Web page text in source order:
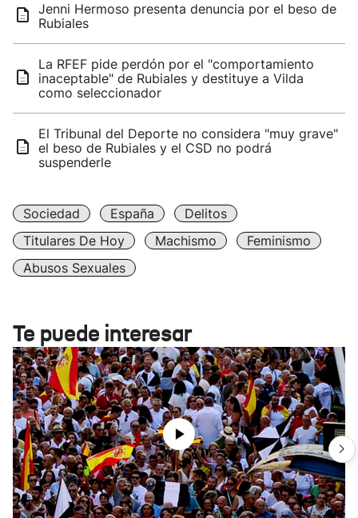
Jenni Hermoso presenta denuncia por el beso de
Rubiales
La RFEF pide perdón por el "comportamiento
inaceptable" de Rubiales y destituye a Vilda
como seleccionador
El Tribunal del Deporte no considera "muy grave"
el beso de Rubiales y el CSD no podrá
suspenderle
Sociedad España
Delitos
Titulares De Hoy
Machismo
Feminismo
Abusos Sexuales
Te puede interesar